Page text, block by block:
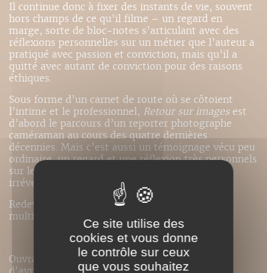
Il continue donc à fixer des instants de vie, souvent
hors champs de ce qu’il filme – un regard en
marge, sorte de bloc-notes s’articulant avec des
réflexions personnelles sur un métier que l’auteur a
pratiqué avec passion et conviction, mais qu’il a
quitté avec autant de conviction pour des raisons
éthiques.
Sous forme d’un carnet de route où se côtoient
l’intime et le professionnel, Retour sur images est
d’abord le parcours d’un reporter photographe
caméraman au cours des quatre dernières
décennies. Mais c’est aussi un témoignage vécu peu
ordinaire, un regard et une réflexion très personnels
sur le métier de reporter et son évolution
irréversible.
Redevenu indépendant, Jean Rey poursuit de
multiples activités dans le domaine de l’image.
Ouvrage recommandé dans le magazine Photo
Ce site utilise des
cookies et vous donne
le contrôle sur ceux
que vous souhaitez